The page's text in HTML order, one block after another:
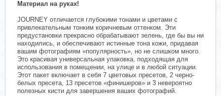
Материал на руках!
JOURNEY отличается глубокими тонами и цветами с
привлекательным тонким коричневым оттенком. Эти
предустановки прекрасно обрабатывают зелень, где бы вы ни
находились, и обеспечивают истинные тона кожи, придавая
вашим фотографиям «популярность», но не слишком много.
Это красивая универсальная упаковка, подходящая для
использования в помещении, на улице и в любой ситуации.
Этот пакет включает в себя 7 цветовых пресетов, 2 черно-
белых пресета, 13 пресетов «финишеров» и 3 невероятно
полезных кисти для завершения ваших фотографий.